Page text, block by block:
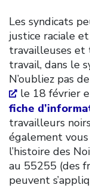
Les syndicats
justice raciale
travailleuses et
travail, dans le
N’oubliez pas
le 18 février
fiche
travailleurs
également
l’histoire des
au 55255 (des
peuvent